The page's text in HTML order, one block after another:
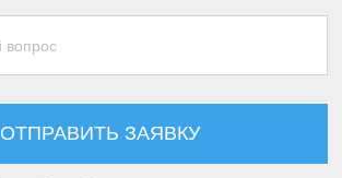
ОТПРАВИТЬ ЗАЯВКУ